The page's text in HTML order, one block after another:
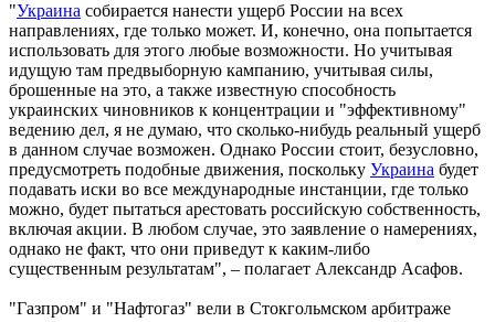
"Украина собирается нанести ущерб России на всех
направлениях, где только может. И, конечно, она попытается
использовать для этого любые возможности. Но учитывая
идущую там предвыборную кампанию, учитывая силы,
брошенные на это, а также известную способность
украинских чиновников к концентрации и "эффективному"
ведению дел, я не думаю, что сколько-нибудь реальный ущерб
в данном случае возможен. Однако России стоит, безусловно,
предусмотреть подобные движения, поскольку Украина будет
подавать иски во все международные инстанции, где только
можно, будет пытаться арестовать российскую собственность,
включая акции. В любом случае, это заявление о намерениях,
однако не факт, что они приведут к каким-либо
существенным результатам", – полагает Александр Асафов.
"Газпром" и "Нафтогаз" вели в Стокгольмском арбитраже